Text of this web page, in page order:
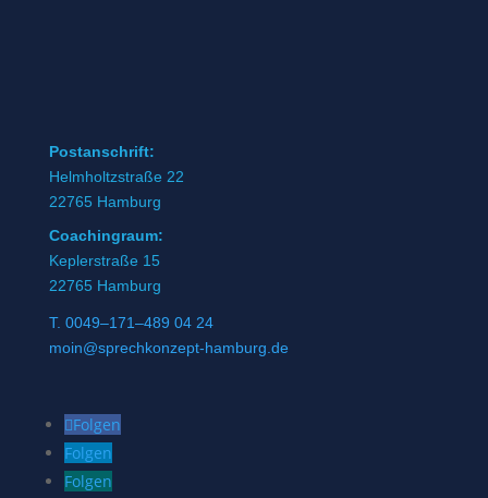
Postanschrift:
Helmholtzstraße 22
22765 Hamburg
Coachingraum:
Keplerstraße 15
22765 Hamburg
T. 0049–171–489 04 24
moin@sprechkonzept-hamburg.de
Folgen
Folgen
Folgen